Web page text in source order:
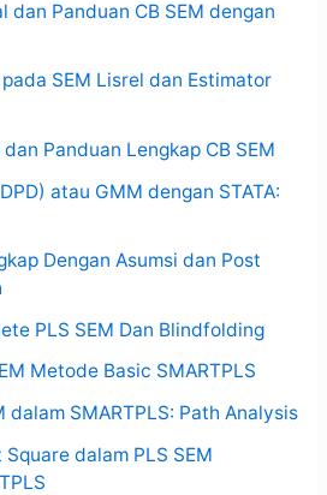
dan Panduan CB SEM dengan
SEM Lisrel dan Estimator
Panduan Lengkap CB SEM
atau GMM dengan STATA:
Dengan Asumsi dan Post
PLS SEM Dan Blindfolding
Metode Basic SMARTPLS
dalam SMARTPLS: Path Analysis
dalam PLS SEM